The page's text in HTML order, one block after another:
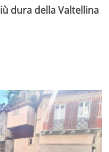
dura della Valtellina